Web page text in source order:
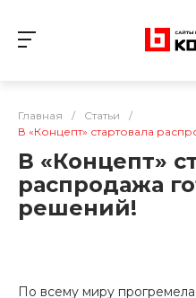
Главная / Статьи
/
В «Концепт» стартовала
В «Концепт»
распродажа
решений!
По всему миру